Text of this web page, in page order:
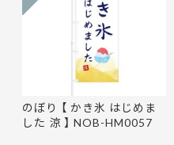
のぼり 【 かき氷 はじめま
した 涼 】 NOB-HM0057